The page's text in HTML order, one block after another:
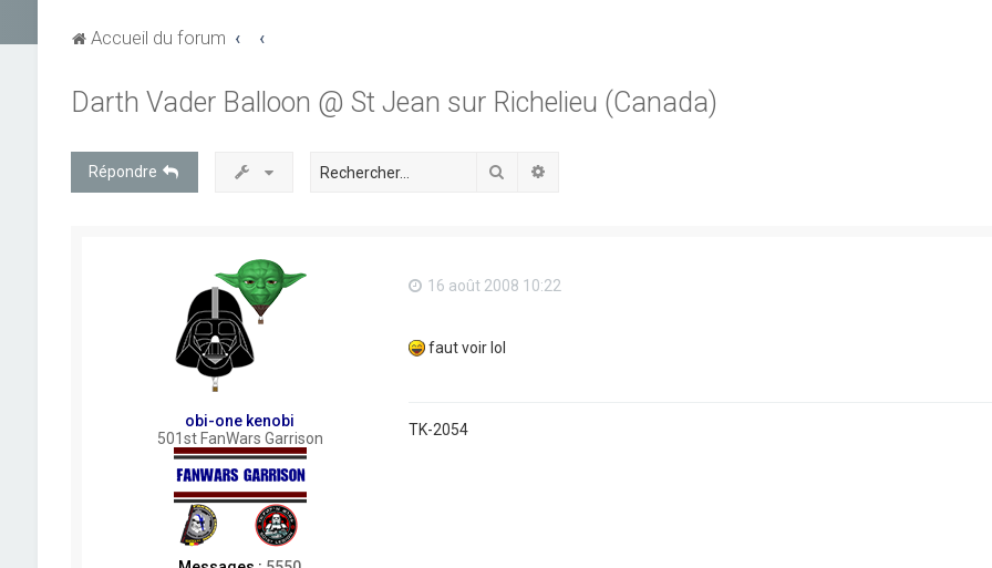
Accueil du forum
Darth Vader Balloon @ St Jean sur Richelieu (Canada)
Répondre Rechercher
obi-one kenobi
501st FanWars Garrison
16 août 2008 10:22
faut voir lol
TK-2054